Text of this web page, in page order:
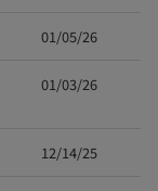
01/05/26
01/03/26
12/14/25